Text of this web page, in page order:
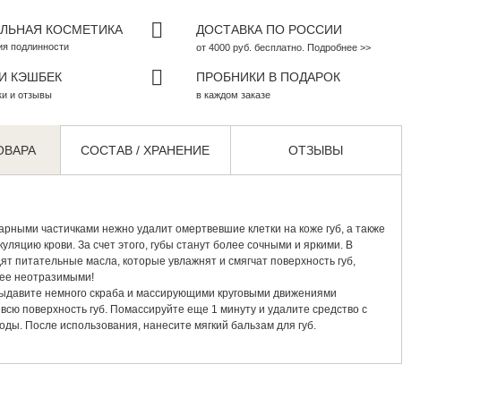
КОСМЕТИКА
подлинности
ДОСТАВКА ПО РОССИИ
от 4000 руб. бесплатно. Подробнее >>
КЭШБЕК
и отзывы
ПРОБНИКИ В ПОДАРОК
в каждом заказе
СОСТАВ / ХРАНЕНИЕ ОТЗЫВЫ
частичками нежно удалит омертвевшие клетки на коже губ, а также
крови. За счет этого, губы станут более сочными и яркими. В
питательные масла, которые увлажнят и смягчат поверхность губ,
неотразимыми!
немного скраба и массирующими круговыми движениями
поверхность губ. Помассируйте еще 1 минуту и удалите средство с
После использования, нанесите мягкий бальзам для губ.